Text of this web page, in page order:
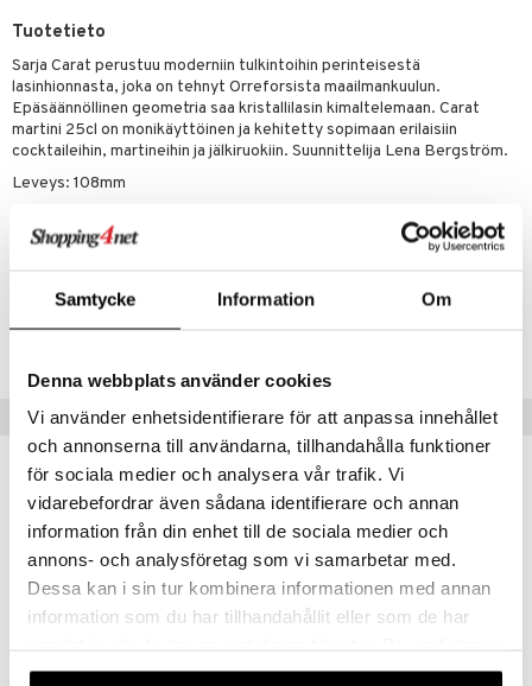
Samtycke Information Om
Denna webbplats använder cookies
Vi använder enhetsidentifierare för att anpassa innehållet
och annonserna till användarna, tillhandahålla funktioner
för sociala medier och analysera vår trafik. Vi
vidarebefordrar även sådana identifierare och annan
information från din enhet till de sociala medier och
annons- och analysföretag som vi samarbetar med.
Dessa kan i sin tur kombinera informationen med annan
information som du har tillhandahållit eller som de har
våra cookies vid fortsatt användande av vår webbplats.
Tuotetieto
Sarja Carat perustuu moderniin tulkintoihin perinteisestä
lasinhionnasta, joka on tehnyt Orreforsista maailmankuulun.
Epäsäännöllinen geometria saa kristallilasin kimaltelemaan. Carat
martini 25cl on monikäyttöinen ja kehitetty sopimaan erilaisiin
cocktaileihin, martineihin ja jälkiruokiin. Suunnittelija Lena Bergström.
Leveys: 108mm
Hoito-ohjeet: Kestää konepesun
Tuotenumero
Suositut tuotteet
säilytys
tekstiilit
& Tyynyliinat
& Peitot
& Koukut
& Korit
& Veistokset
& Lyhdyt
& Hyllyt
tekstiilit
tekstiilit
tekstiilit
& Tyynyliinat
& Peitot
hyönteissuoja
& Lyhdyt
& vastauksia